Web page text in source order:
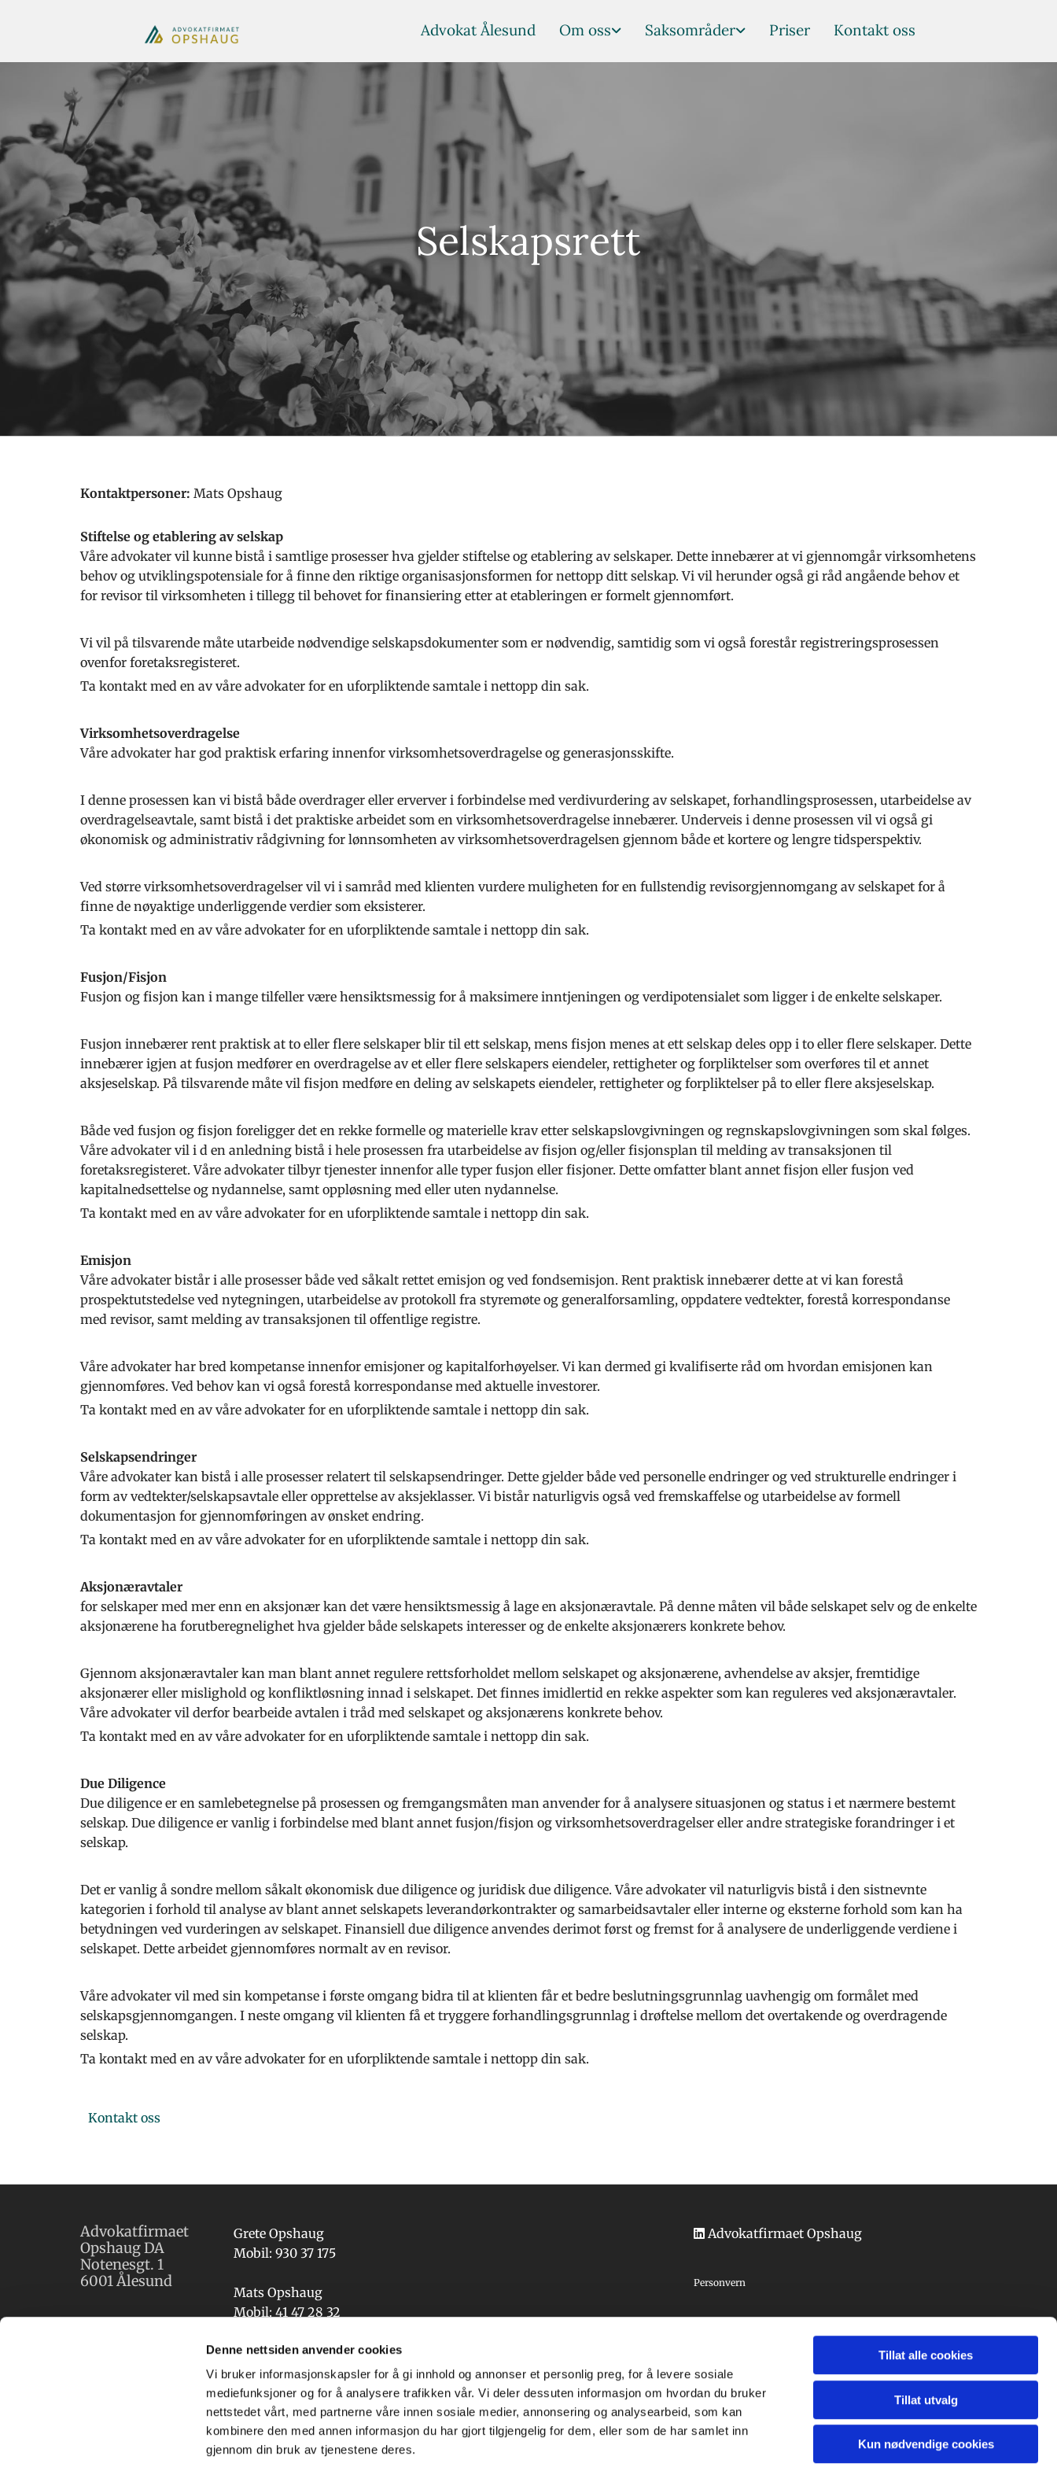
Denne nettsiden anvender cookies
Vi bruker informasjonskapsler for å gi innhold og annonser et personlig preg, for å levere sosiale
mediefunksjoner og for å analysere trafikken vår. Vi deler dessuten informasjon om hvordan du bruker
nettstedet vårt, med partnerne våre innen sosiale medier, annonsering og analysearbeid, som kan
kombinere den med annen informasjon du har gjort tilgjengelig for dem, eller som de har samlet inn
gjennom din bruk av tjenestene deres.
Tillat alle cookies
Tillat utvalg
Kun nødvendige cookies
Advokat Ålesund Om oss Saksområder Priser Kontakt oss
Selskapsrett
Kontaktpersoner: Mats Opshaug
Stiftelse og etablering av selskap
Våre advokater vil kunne bistå i samtlige prosesser hva gjelder stiftelse og etablering av selskaper. Dette innebærer at vi gjennomgår virksomhetens
behov og utviklingspotensiale for å finne den riktige organisasjonsformen for nettopp ditt selskap. Vi vil herunder også gi råd angående behov et
for revisor til virksomheten i tillegg til behovet for finansiering etter at etableringen er formelt gjennomført.
Vi vil på tilsvarende måte utarbeide nødvendige selskapsdokumenter som er nødvendig, samtidig som vi også forestår registreringsprosessen
ovenfor foretaksregisteret.
Ta kontakt med en av våre advokater for en uforpliktende samtale i nettopp din sak.
Virksomhetsoverdragelse
Våre advokater har god praktisk erfaring innenfor virksomhetsoverdragelse og generasjonsskifte.
I denne prosessen kan vi bistå både overdrager eller erverver i forbindelse med verdivurdering av selskapet, forhandlingsprosessen, utarbeidelse av
overdragelseavtale, samt bistå i det praktiske arbeidet som en virksomhetsoverdragelse innebærer. Underveis i denne prosessen vil vi også gi
økonomisk og administrativ rådgivning for lønnsomheten av virksomhetsoverdragelsen gjennom både et kortere og lengre tidsperspektiv.
Ved større virksomhetsoverdragelser vil vi i samråd med klienten vurdere muligheten for en fullstendig revisorgjennomgang av selskapet for å
finne de nøyaktige underliggende verdier som eksisterer.
Ta kontakt med en av våre advokater for en uforpliktende samtale i nettopp din sak.
Fusjon/Fisjon
Fusjon og fisjon kan i mange tilfeller være hensiktsmessig for å maksimere inntjeningen og verdipotensialet som ligger i de enkelte selskaper.
Fusjon innebærer rent praktisk at to eller flere selskaper blir til ett selskap, mens fisjon menes at ett selskap deles opp i to eller flere selskaper. Dette
innebærer igjen at fusjon medfører en overdragelse av et eller flere selskapers eiendeler, rettigheter og forpliktelser som overføres til et annet
aksjeselskap. På tilsvarende måte vil fisjon medføre en deling av selskapets eiendeler, rettigheter og forpliktelser på to eller flere aksjeselskap.
Både ved fusjon og fisjon foreligger det en rekke formelle og materielle krav etter selskapslovgivningen og regnskapslovgivningen som skal følges.
Våre advokater vil i d en anledning bistå i hele prosessen fra utarbeidelse av fisjon og/eller fisjonsplan til melding av transaksjonen til
foretaksregisteret. Våre advokater tilbyr tjenester innenfor alle typer fusjon eller fisjoner. Dette omfatter blant annet fisjon eller fusjon ved
kapitalnedsettelse og nydannelse, samt oppløsning med eller uten nydannelse.
Ta kontakt med en av våre advokater for en uforpliktende samtale i nettopp din sak.
Emisjon
Våre advokater bistår i alle prosesser både ved såkalt rettet emisjon og ved fondsemisjon. Rent praktisk innebærer dette at vi kan forestå
prospektutstedelse ved nytegningen, utarbeidelse av protokoll fra styremøte og generalforsamling, oppdatere vedtekter, forestå korrespondanse
med revisor, samt melding av transaksjonen til offentlige registre.
Våre advokater har bred kompetanse innenfor emisjoner og kapitalforhøyelser. Vi kan dermed gi kvalifiserte råd om hvordan emisjonen kan
gjennomføres. Ved behov kan vi også forestå korrespondanse med aktuelle investorer.
Ta kontakt med en av våre advokater for en uforpliktende samtale i nettopp din sak.
Selskapsendringer
Våre advokater kan bistå i alle prosesser relatert til selskapsendringer. Dette gjelder både ved personelle endringer og ved strukturelle endringer i
form av vedtekter/selskapsavtale eller opprettelse av aksjeklasser. Vi bistår naturligvis også ved fremskaffelse og utarbeidelse av formell
dokumentasjon for gjennomføringen av ønsket endring.
Ta kontakt med en av våre advokater for en uforpliktende samtale i nettopp din sak.
Aksjonæravtaler
for selskaper med mer enn en aksjonær kan det være hensiktsmessig å lage en aksjonæravtale. På denne måten vil både selskapet selv og de enkelte
aksjonærene ha forutberegnelighet hva gjelder både selskapets interesser og de enkelte aksjonærers konkrete behov.
Gjennom aksjonæravtaler kan man blant annet regulere rettsforholdet mellom selskapet og aksjonærene, avhendelse av aksjer, fremtidige
aksjonærer eller mislighold og konfliktløsning innad i selskapet. Det finnes imidlertid en rekke aspekter som kan reguleres ved aksjonæravtaler.
Våre advokater vil derfor bearbeide avtalen i tråd med selskapet og aksjonærens konkrete behov.
Ta kontakt med en av våre advokater for en uforpliktende samtale i nettopp din sak.
Due Diligence
Due diligence er en samlebetegnelse på prosessen og fremgangsmåten man anvender for å analysere situasjonen og status i et nærmere bestemt
selskap. Due diligence er vanlig i forbindelse med blant annet fusjon/fisjon og virksomhetsoverdragelser eller andre strategiske forandringer i et
selskap.
Det er vanlig å sondre mellom såkalt økonomisk due diligence og juridisk due diligence. Våre advokater vil naturligvis bistå i den sistnevnte
kategorien i forhold til analyse av blant annet selskapets leverandørkontrakter og samarbeidsavtaler eller interne og eksterne forhold som kan ha
betydningen ved vurderingen av selskapet. Finansiell due diligence anvendes derimot først og fremst for å analysere de underliggende verdiene i
selskapet. Dette arbeidet gjennomføres normalt av en revisor.
Våre advokater vil med sin kompetanse i første omgang bidra til at klienten får et bedre beslutningsgrunnlag uavhengig om formålet med
selskapsgjennomgangen. I neste omgang vil klienten få et tryggere forhandlingsgrunnlag i drøftelse mellom det overtakende og overdragende
selskap.
Ta kontakt med en av våre advokater for en uforpliktende samtale i nettopp din sak.
Kontakt oss
Advokatfirmaet
Opshaug DA
Notenesgt. 1
6001 Ålesund
Grete Opshaug
Mobil: 930 37 175
Mats Opshaug
Mobil: 41 47 28 32
E-post
post@opshaug.org
 Advokatfirmaet Opshaug
Personvern